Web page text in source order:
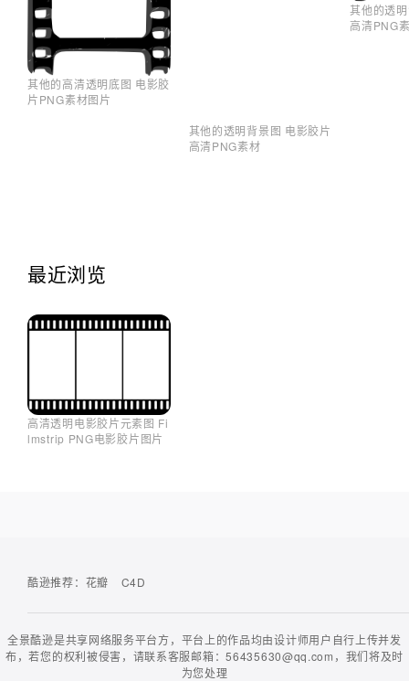
其他的高清透明底图 电影胶
片PNG素材图片
其他的透明背景图 电影胶片
高清PNG素材
其他的透
高清PNG
最近浏览
高清透明电影胶片元素图 Fi
lmstrip PNG电影胶片图片
酷逊推荐： 花瓣 C4D
全景酷逊是共享网络服务平台方，平台上的作品均由设计师用户自行上传并发
布，若您的权利被侵害，请联系客服邮箱：56435630@qq.com，我们将及时
为您处理